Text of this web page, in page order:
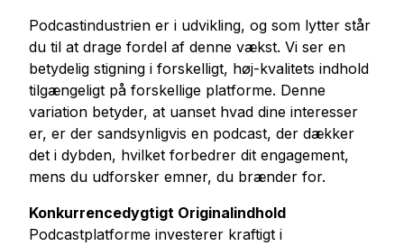
Podcastindustrien er i udvikling, og som lytter står
du til at drage fordel af denne vækst. Vi ser en
betydelig stigning i forskelligt, høj-kvalitets indhold
tilgængeligt på forskellige platforme. Denne
variation betyder, at uanset hvad dine interesser
er, er der sandsynligvis en podcast, der dækker
det i dybden, hvilket forbedrer dit engagement,
mens du udforsker emner, du brænder for.
Konkurrencedygtigt Originalindhold
Podcastplatforme investerer kraftigt i